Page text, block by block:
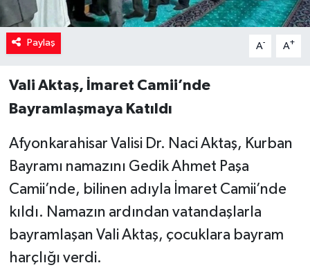
Paylaş A- A+
Vali Aktaş, İmaret Camii’nde
Bayramlaşmaya Katıldı
Afyonkarahisar Valisi Dr. Naci Aktaş, Kurban
Bayramı namazını Gedik Ahmet Paşa
Camii’nde, bilinen adıyla İmaret Camii’nde
kıldı. Namazın ardından vatandaşlarla
bayramlaşan Vali Aktaş, çocuklara bayram
harçlığı verdi.